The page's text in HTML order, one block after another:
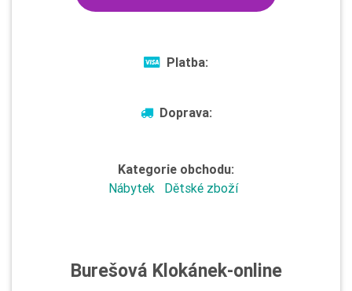
Platba:
Doprava:
Kategorie obchodu:
Nábytek
Dětské zboží
Burešová Klokánek-online